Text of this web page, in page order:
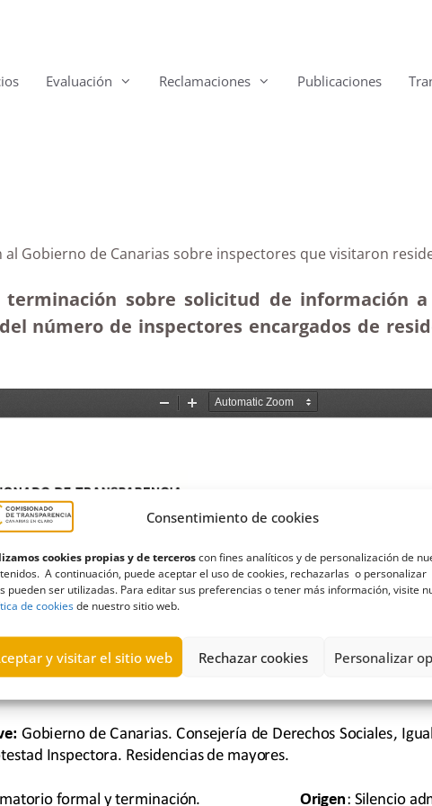
Consentimiento de cookies
cookies propias y de terceroscon fines analíticos y de personalización de
A continuación, puede aceptar el uso de cookies, rechazarlas o personalizar
pueden ser utilizadas. Para editar sus preferencias o tener más información, visite
de cookiesde nuestro sitio web.
y visitar el sitio web Rechazar cookies Personalizar
Evaluación Reclamaciones Publicaciones
Gobierno de Canarias sobre inspectores que visitaron
sobre solicitud de información a
número de inspectores encargados de